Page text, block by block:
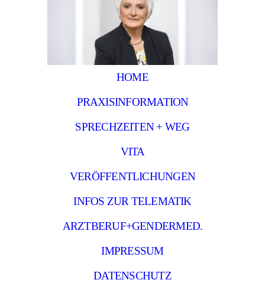
HOME
PRAXISINFORMATION
SPRECHZEITEN + WEG
VITA
VERÖFFENTLICHUNGEN
INFOS ZUR TELEMATIK
ARZTBERUF+GENDERMED.
IMPRESSUM
DATENSCHUTZ